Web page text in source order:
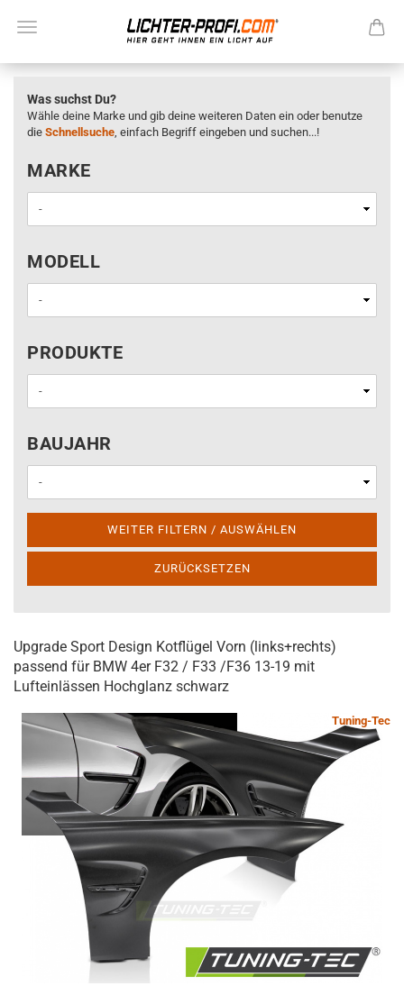
Was suchst Du?
Wähle deine Marke und gib deine weiteren Daten ein oder benutze
die Schnellsuche, einfach Begriff eingeben und suchen...!
MARKE
MARKE
MODELL
MODELL
PRODUKTE
PRODUKTE
BAUJAHR
BAUJAHR
WEITER FILTERN / AUSWÄHLEN
ZURÜCKSETZEN
Upgrade Sport Design Kotflügel Vorn (links+rechts)
passend für BMW 4er F32 / F33 /F36 13-19 mit
Lufteinlässen Hochglanz schwarz
Tuning-Tec